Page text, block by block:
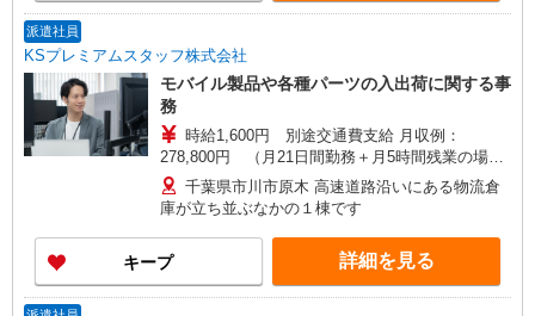
派遣社員
KSプレミアムスタッフ株式会社
モバイル製品や各種パーツの入出荷に関する事
務
時給1,600円 別途交通費支給 月収例：
278,800円 （月21日間勤務＋月5時間残業の場
合） 実働8時間以上で25％割増
千葉県市川市原木 高速道路沿いにある物流倉
庫が立ち並ぶなかの１棟です
キープ 詳細を見る